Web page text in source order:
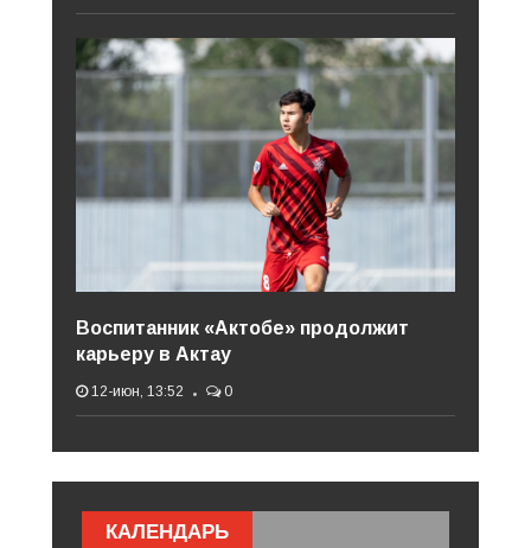
Воспитанник «Актобе» продолжит
карьеру в Актау
12-июн, 13:52 0
КАЛЕНДАРЬ